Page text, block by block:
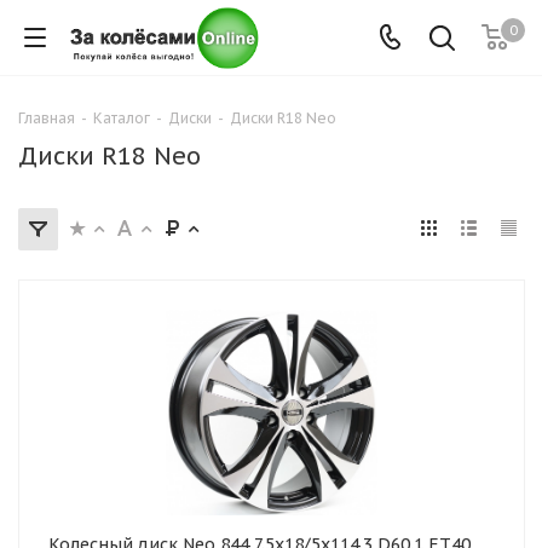
0
Главная - Каталог - Диски - Диски R18 Neo
Диски R18 Neo